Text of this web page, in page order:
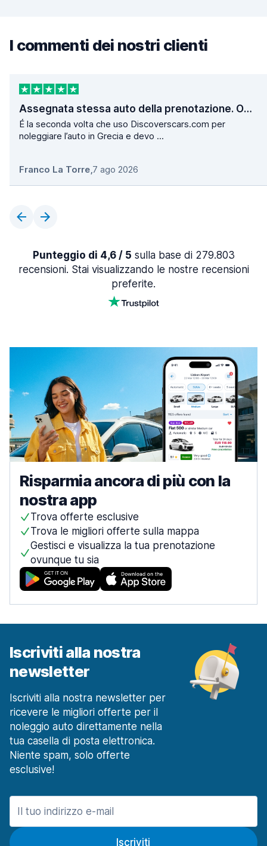
I commenti dei nostri clienti
Assegnata stessa auto della prenotazione. Operazioni di ritiro e consegna velocissime.
É la seconda volta che uso Discoverscars.com per
noleggiare l’auto in Grecia e devo ...
Franco La Torre,7 ago 2026
Punteggio di 4,6 / 5 sulla base di 279.803
recensioni. Stai visualizzando le nostre recensioni
preferite.
Risparmia ancora di più con la
nostra app
Trova offerte esclusive
Trova le migliori offerte sulla mappa
Gestisci e visualizza la tua prenotazione
ovunque tu sia
Iscriviti alla nostra
newsletter
Iscriviti alla nostra newsletter per
ricevere le migliori offerte per il
noleggio auto direttamente nella
tua casella di posta elettronica.
Niente spam, solo offerte
esclusive!
Iscriviti